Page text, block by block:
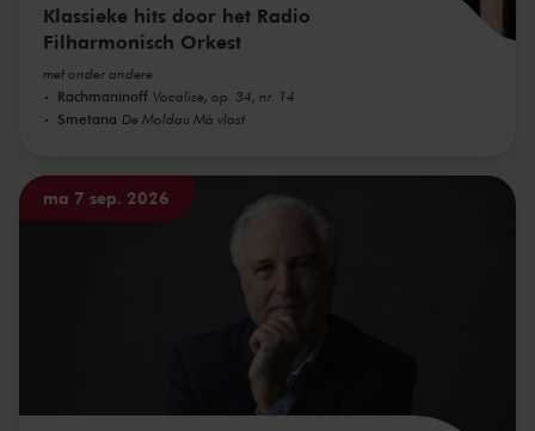
Klassieke hits door het Radio
Filharmonisch Orkest
met onder andere
Rachmaninoff Vocalise, op. 34, nr. 14
Smetana De Moldau Má vlast
ma 7 sep. 2026